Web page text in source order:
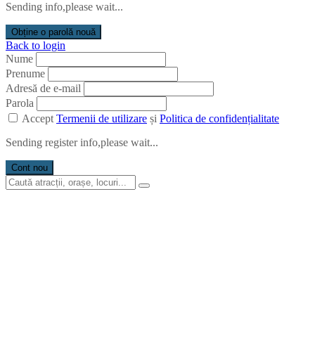
Sending info,please wait...
Obține o parolă nouă
Back to login
Nume
Prenume
Adresă de e-mail
Parola
AcceptTermenii de utilizare și Politica de confidențialitate
Sending register info,please wait...
Cont nou